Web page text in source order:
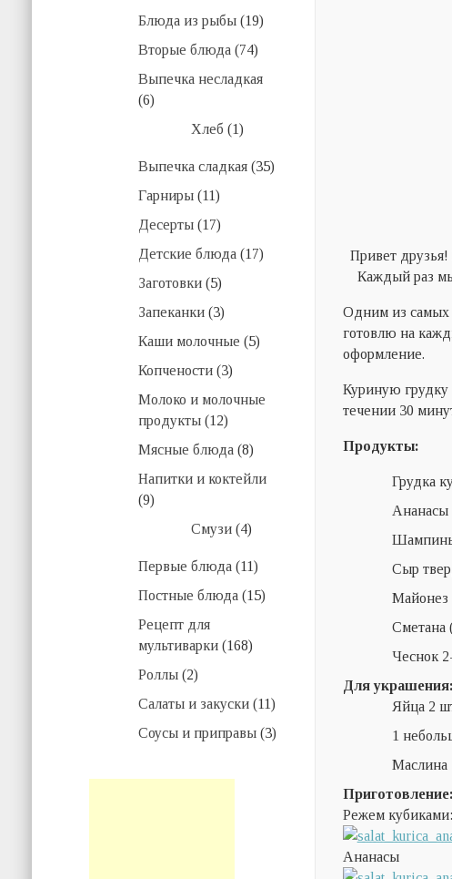
Привет
Каждый раз
Одним из самых
готовлю на
оформление.
Куриную грудку
течении 30
Продукты:
Грудка
Ананасы
Сыр
Майонез
Сметана
Чеснок
Для украшения:
Яйца 2
1
Маслина
Приготовление:
Режем
Ананасы
Блюда из рыбы (19)
Вторые блюда (74)
Выпечка несладкая
(6)
Хлеб (1)
Выпечка сладкая (35)
Гарниры (11)
Десерты (17)
Детские блюда (17)
Заготовки (5)
Запеканки (3)
Каши молочные (5)
Копчености (3)
Молоко и молочные
продукты (12)
Мясные блюда (8)
Напитки и коктейли
(9)
Смузи (4)
Первые блюда (11)
Постные блюда (15)
Рецепт для
мультиварки (168)
Роллы (2)
Салаты и закуски (11)
Соусы и приправы (3)